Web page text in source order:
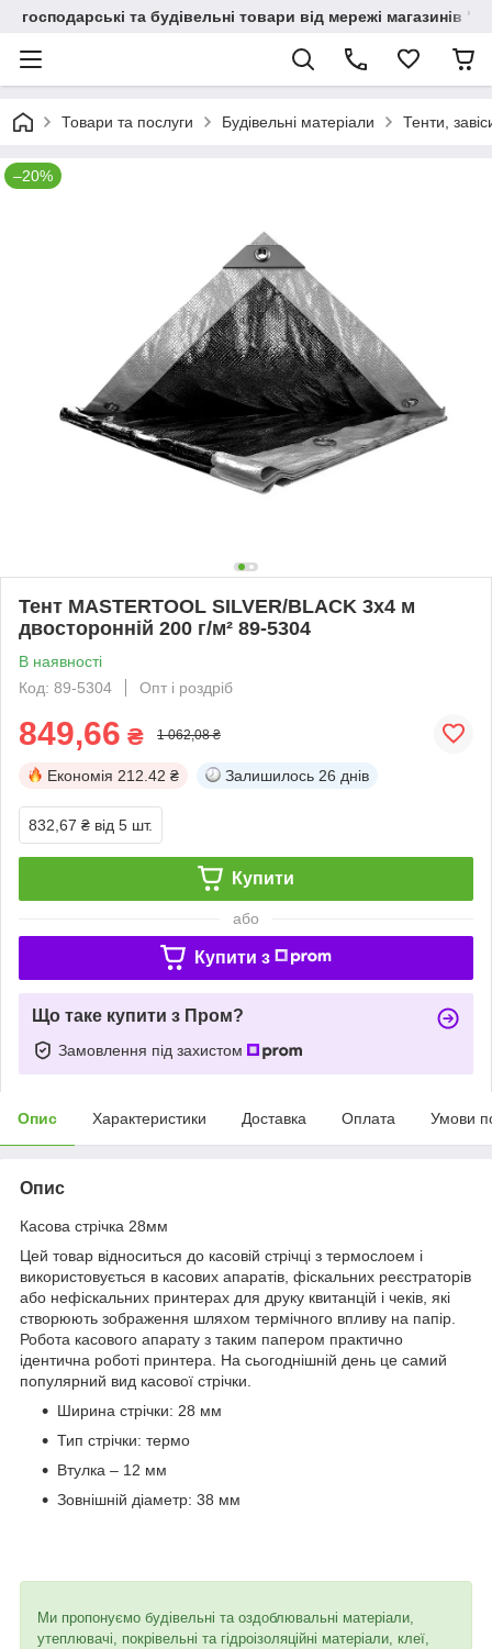
господарські та будівельні товари від мережі магазинів
Товари та послуги Будівельні матеріали Тенти,
–20%
Тент MASTERTOOL SILVER/BLACK 3х4 м
двосторонній 200 г/м² 89-5304
В наявності
Код: 89-5304
Опт і роздріб
849,66 ₴ 1 062,08 ₴
Економія 212.42 ₴ Залишилось 26 днів
832,67 ₴ від 5 шт.
Купити
або
Купити з
Що таке купити з Пром?
Замовлення під захистом
Опис Характеристики Доставка Оплата Умови
Опис
Касова стрічка 28мм
Цей товар відноситься до касовій стрічці з термослоем і
використовується в касових апаратів, фіскальних реєстраторів
або нефіскальних принтерах для друку квитанцій і чеків, які
створюють зображення шляхом термічного впливу на папір.
Робота касового апарату з таким папером практично
ідентична роботі принтера. На сьогоднішній день це самий
популярний вид касової стрічки.
Ширина стрічки: 28 мм
Тип стрічки: термо
Втулка – 12 мм
Зовнішній діаметр: 38 мм
Ми пропонуємо будівельні та оздоблювальні матеріали,
утеплювачі, покрівельні та гідроізоляційні матеріали, клеї,